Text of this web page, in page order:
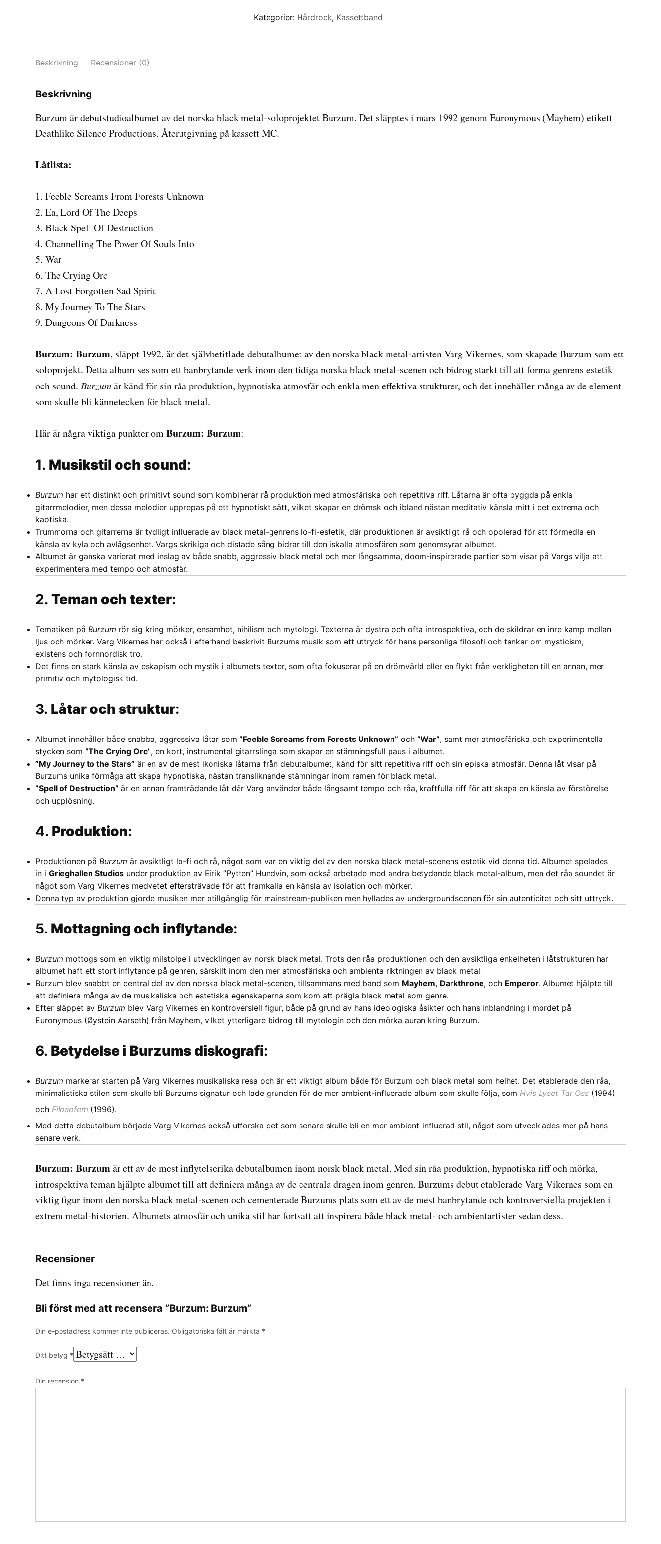
Kategorier: Hårdrock, Kassettband
Beskrivning Recensioner (0)
Beskrivning
Burzum är debutstudioalbumet av det norska black metal-soloprojektet Burzum. Det släpptes i mars 1992 genom Euronymous (Mayhem) etikett
Deathlike Silence Productions. Återutgivning på kassett MC.
Låtlista:
1. Feeble Screams From Forests Unknown
2. Ea, Lord Of The Deeps
3. Black Spell Of Destruction
4. Channelling The Power Of Souls Into
5. War
6. The Crying Orc
7. A Lost Forgotten Sad Spirit
8. My Journey To The Stars
9. Dungeons Of Darkness
Burzum: Burzum, släppt 1992, är det självbetitlade debutalbumet av den norska black metal-artisten Varg Vikernes, som skapade Burzum som ett
soloprojekt. Detta album ses som ett banbrytande verk inom den tidiga norska black metal-scenen och bidrog starkt till att forma genrens estetik
och sound. Burzumär känd för sin råa produktion, hypnotiska atmosfär och enkla men effektiva strukturer, och det innehåller många av de element
som skulle bli kännetecken för black metal.
Här är några viktiga punkter omBurzum: Burzum:
1. Musikstil och sound:
Burzum har ett distinkt och primitivt sound som kombinerar rå produktion med atmosfäriska och repetitiva riff. Låtarna är ofta byggda på enkla
gitarrmelodier, men dessa melodier upprepas på ett hypnotiskt sätt, vilket skapar en drömsk och ibland nästan meditativ känsla mitt i det extrema och
kaotiska.
Trummorna och gitarrerna är tydligt influerade av black metal-genrens lo-fi-estetik, där produktionen är avsiktligt rå och opolerad för att förmedla en
känsla av kyla och avlägsenhet. Vargs skrikiga och distade sång bidrar till den iskalla atmosfären som genomsyrar albumet.
Albumet är ganska varierat med inslag av både snabb, aggressiv black metal och mer långsamma, doom-inspirerade partier som visar på Vargs vilja att
experimentera med tempo och atmosfär.
2. Teman och texter:
Tematiken på Burzum rör sig kring mörker, ensamhet, nihilism och mytologi. Texterna är dystra och ofta introspektiva, och de skildrar en inre kamp mellan
ljus och mörker. Varg Vikernes har också i efterhand beskrivit Burzums musik som ett uttryck för hans personliga filosofi och tankar om mysticism,
existens och fornnordisk tro.
Det finns en stark känsla av eskapism och mystik i albumets texter, som ofta fokuserar på en drömvärld eller en flykt från verkligheten till en annan, mer
primitiv och mytologisk tid.
3. Låtar och struktur:
Albumet innehåller både snabba, aggressiva låtar som ”Feeble Screams from Forests Unknown” och ”War”, samt mer atmosfäriska och experimentella
stycken som ”The Crying Orc”, en kort, instrumental gitarrslinga som skapar en stämningsfull paus i albumet.
”My Journey to the Stars” är en av de mest ikoniska låtarna från debutalbumet, känd för sitt repetitiva riff och sin episka atmosfär. Denna låt visar på
Burzums unika förmåga att skapa hypnotiska, nästan transliknande stämningar inom ramen för black metal.
”Spell of Destruction” är en annan framträdande låt där Varg använder både långsamt tempo och råa, kraftfulla riff för att skapa en känsla av förstörelse
och upplösning.
4. Produktion:
Produktionen på Burzum är avsiktligt lo-fi och rå, något som var en viktig del av den norska black metal-scenens estetik vid denna tid. Albumet spelades
in i Grieghallen Studios under produktion av Eirik ”Pytten” Hundvin, som också arbetade med andra betydande black metal-album, men det råa soundet är
något som Varg Vikernes medvetet eftersträvade för att framkalla en känsla av isolation och mörker.
Denna typ av produktion gjorde musiken mer otillgänglig för mainstream-publiken men hyllades av undergroundscenen för sin autenticitet och sitt uttryck.
5. Mottagning och inflytande:
Burzum mottogs som en viktig milstolpe i utvecklingen av norsk black metal. Trots den råa produktionen och den avsiktliga enkelheten i låtstrukturen har
albumet haft ett stort inflytande på genren, särskilt inom den mer atmosfäriska och ambienta riktningen av black metal.
Burzum blev snabbt en central del av den norska black metal-scenen, tillsammans med band som Mayhem, Darkthrone, och Emperor. Albumet hjälpte till
att definiera många av de musikaliska och estetiska egenskaperna som kom att prägla black metal som genre.
Efter släppet av Burzum blev Varg Vikernes en kontroversiell figur, både på grund av hans ideologiska åsikter och hans inblandning i mordet på
Euronymous (Øystein Aarseth) från Mayhem, vilket ytterligare bidrog till mytologin och den mörka auran kring Burzum.
6. Betydelse i Burzums diskografi:
Burzum markerar starten på Varg Vikernes musikaliska resa och är ett viktigt album både för Burzum och black metal som helhet. Det etablerade den råa,
minimalistiska stilen som skulle bli Burzums signatur och lade grunden för de mer ambient-influerade album som skulle följa, som Hvis Lyset Tar Oss (1994)
och Filosofem (1996).
Med detta debutalbum började Varg Vikernes också utforska det som senare skulle bli en mer ambient-influerad stil, något som utvecklades mer på hans
senare verk.
Burzum: Burzumär ett av de mest inflytelserika debutalbumen inom norsk black metal. Med sin råa produktion, hypnotiska riff och mörka,
introspektiva teman hjälpte albumet till att definiera många av de centrala dragen inom genren. Burzums debut etablerade Varg Vikernes som en
viktig figur inom den norska black metal-scenen och cementerade Burzums plats som ett av de mest banbrytande och kontroversiella projekten i
extrem metal-historien. Albumets atmosfär och unika stil har fortsatt att inspirera både black metal- och ambientartister sedan dess.
Recensioner
Det finns inga recensioner än.
Bli först med att recensera ”Burzum: Burzum”
Din e-postadress kommer inte publiceras. Obligatoriska fält är märkta *
Ditt betyg *
Din recension *